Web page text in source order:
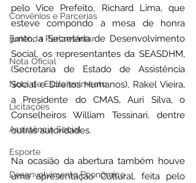
Convênios e Parcerias
Emenda Parlamentar
Nota Oficial
Nota de Esclarecimento
Licitações
Assistência Social
Esporte
Desenvolvimento Econômico
pelo Vice Prefeito, Richard Lima, que
esteve compondo a mesa de honra
junto, a Secretária de Desenvolvimento
Social, os representantes da SEASDHM,
(Secretaria de Estado de Assistência
Social e Direitos Humanos), Rakel Vieira,
a Presidente do CMAS, Auri Silva, o
Conselheiros William Tessinari, dentre
outras autoridades.
Na ocasião da abertura também houve
uma apresentação Cultural, feita pelo